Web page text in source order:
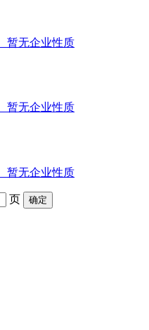
暂无企业性质
暂无企业性质
暂无企业性质
页 确定